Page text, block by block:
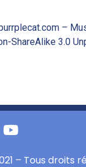
–
ShareAlike 3.0
– Tous droits